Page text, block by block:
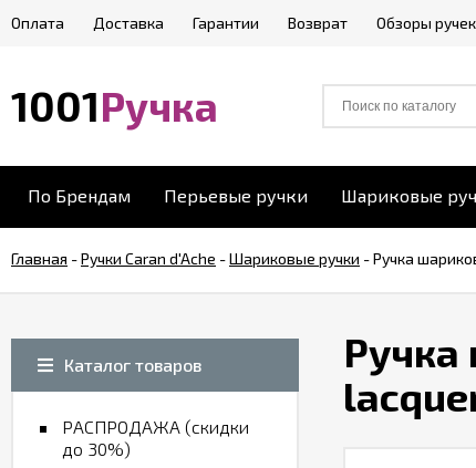
Оплата Доставка Гарантии Возврат Обзоры ручек
1001Ручка
По Брендам Перьевые ручки Шариковые
Главная -Ручки Caran d'Ache -Шариковые ручки -Ручка
Ручка
Каталог товаров
РАСПРОДАЖА (скидки
до 30%)